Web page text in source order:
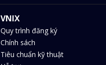
VNIX
Quy trình đăng ký
Chính sách
Tiêu chuẩn kỹ thuật